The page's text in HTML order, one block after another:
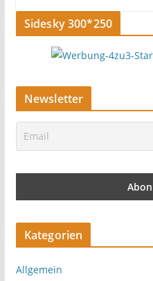
Sidesky 300*250
Newsletter
Kategorien
Allgemein